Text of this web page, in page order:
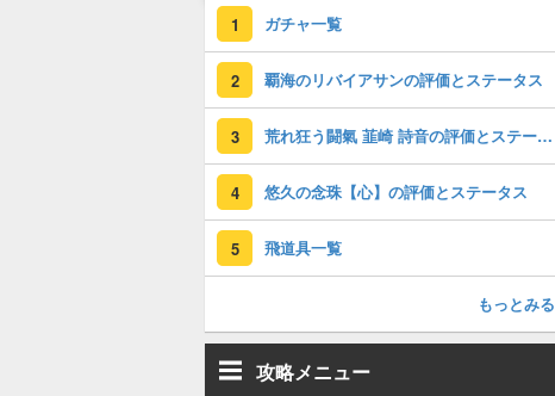
1 ガチャ一覧
2 覇海のリバイアサンの評価とステータス
3 荒れ狂う闘氣 韮崎 詩音の評価とステータス
4 悠久の念珠【心】の評価とステータス
5 飛道具一覧
もっとみる
攻略メニュー